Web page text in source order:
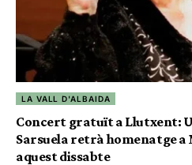
LA VALL D'ALBAIDA
Concert gratuït a Llutxent:
Sarsuela retrà homenatge
aquest dissabte